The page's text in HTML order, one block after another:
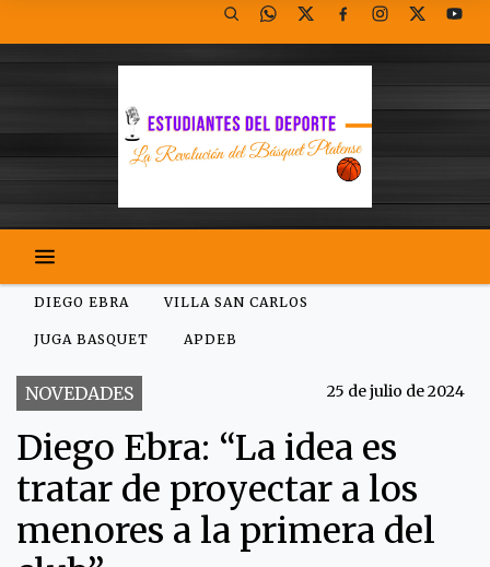
DIEGO EBRA VILLA SAN CARLOS
JUGA BASQUET APDEB
NOVEDADES 25 de julio de 2024
Diego Ebra: “La idea es
tratar de proyectar a los
menores a la primera del